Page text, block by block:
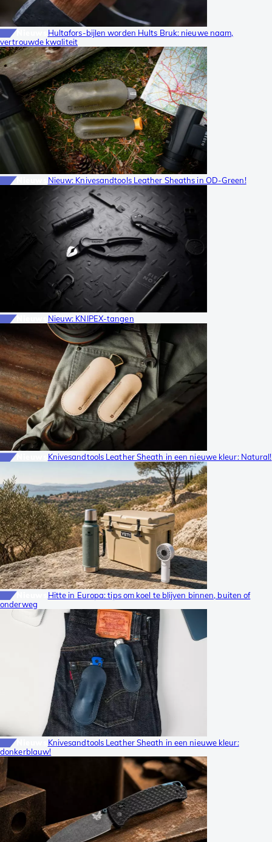
Nieuws Hultafors-bijlen worden Hults Bruk: nieuwe naam,
vertrouwde kwaliteit
Nieuws Nieuw: Knivesandtools Leather Sheaths in OD-Green!
Nieuws Nieuw: KNIPEX-tangen
Nieuws Knivesandtools Leather Sheath in een nieuwe kleur: Natural!
Nieuws Hitte in Europa: tips om koel te blijven binnen, buiten of
onderweg
Nieuws Knivesandtools Leather Sheath in een nieuwe kleur:
donkerblauw!